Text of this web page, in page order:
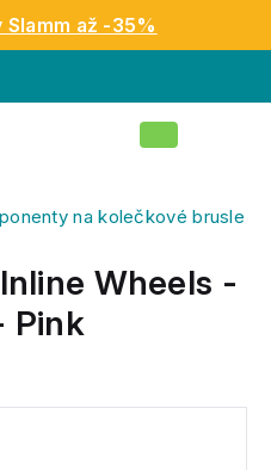
až -35%
Nákupní
na kolečkové brusle
Wheels -
Pink